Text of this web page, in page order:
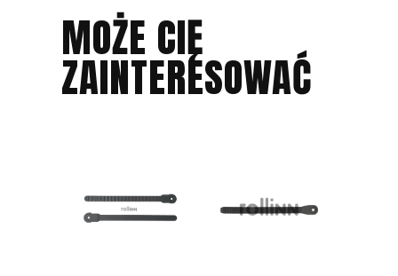
MOŻE CIĘ
ZAINTERESOWAĆ